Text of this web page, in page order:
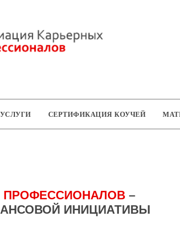
УСЛУГИ СЕРТИФИКАЦИЯ КОУЧЕЙ
ПРОФЕССИОНАЛОВ–
ИНИЦИАТИВЫ